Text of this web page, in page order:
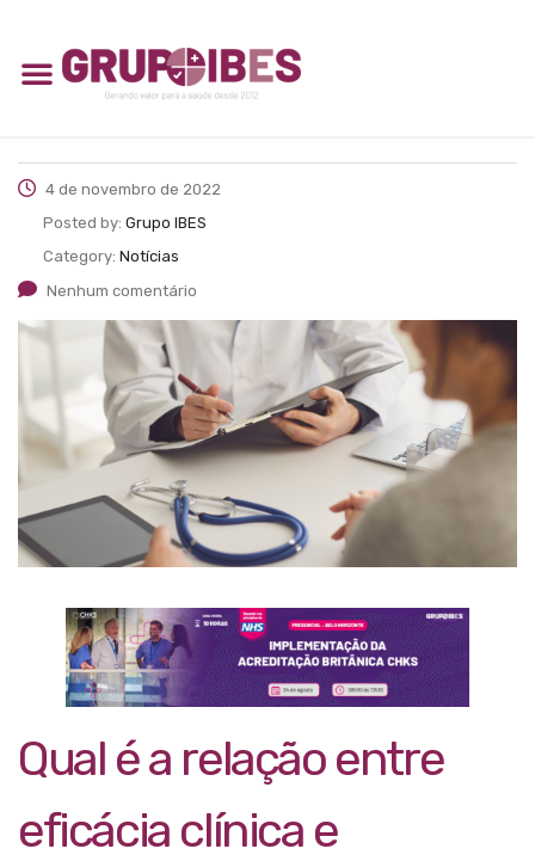
4 de novembro de 2022
Posted by: Grupo IBES
Category: Notícias
Nenhum comentário
Qual é a relação entre
eficácia clínica e